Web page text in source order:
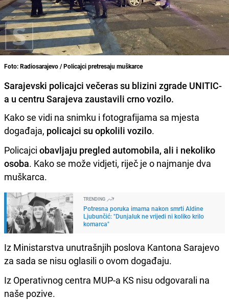
Foto: Radiosarajevo / Policajci pretresaju muškarce
Sarajevski policajci večeras su blizini zgrade UNITIC-
a u centru Sarajeva zaustavili crno vozilo.
Kako se vidi na snimku i fotografijama sa mjesta
događaja, policajci su opkolili vozilo.
Policajci obavljaju pregled automobila, ali i nekoliko
osoba. Kako se može vidjeti, riječ je o najmanje dva
muškarca.
TRENDING
Potresna poruka imama nakon smrti Aldine
Ljubunčić: "Dunjaluk ne vrijedi ni koliko krilo
komarca"
Iz Ministarstva unutrašnjih poslova Kantona Sarajevo
za sada se nisu oglasili o ovom događaju.
Iz Operativnog centra MUP-a KS nisu odgovarali na
naše pozive.